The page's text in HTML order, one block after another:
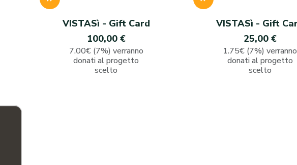
VISTASì - Gift Card
100,00 €
7.00€ (7%) verranno
donati al progetto
scelto
VISTASì - Gift
25,00 €
1.75€ (7%) verranno
donati al progetto
scelto